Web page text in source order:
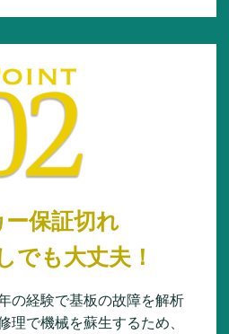
ー保証切れ
でも大丈夫！
の経験で基板の故障を解析
理で機械を蘇生するため、